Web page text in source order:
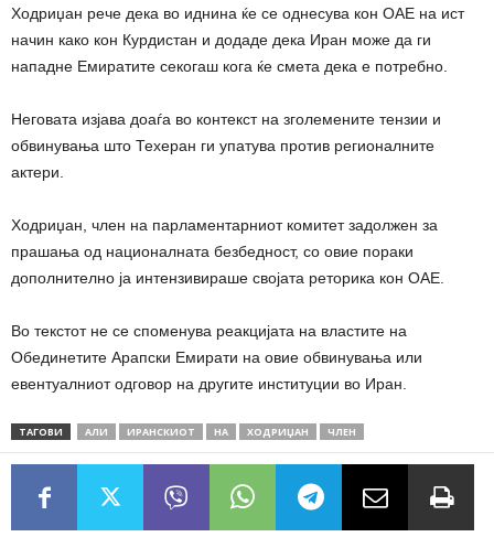
Ходриџан рече дека во иднина ќе се однесува кон ОАЕ на ист
начин како кон Курдистан и додаде дека Иран може да ги
нападне Емиратите секогаш кога ќе смета дека е потребно.
Неговата изјава доаѓа во контекст на зголемените тензии и
обвинувања што Техеран ги упатува против регионалните
актери.
Ходриџан, член на парламентарниот комитет задолжен за
прашања од националната безбедност, со овие пораки
дополнително ја интензивираше својата реторика кон ОАЕ.
Во текстот не се споменува реакцијата на властите на
Обединетите Арапски Емирати на овие обвинувања или
евентуалниот одговор на другите институции во Иран.
ТАГОВИ АЛИ ИРАНСКИОТ НА ХОДРИЏАН ЧЛЕН